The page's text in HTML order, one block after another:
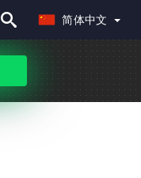
简体中文